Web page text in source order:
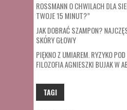
ROSSMANN O CHWILACH DLA
TWOJE 15 MINUT?”
JAK DOBRAĆ SZAMPON?
SKÓRY GŁOWY
PIĘKNO Z UMIAREM. RYZYKO
FILOZOFIA AGNIESZKI BUJAK W
TAGI